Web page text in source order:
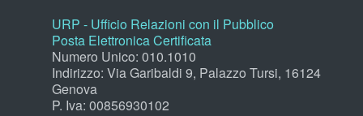
URP - Ufficio Relazioni con il Pubblico
Posta Elettronica Certificata
Numero Unico: 010.1010
Indirizzo: Via Garibaldi 9, Palazzo Tursi, 16124
Genova
P. Iva: 00856930102